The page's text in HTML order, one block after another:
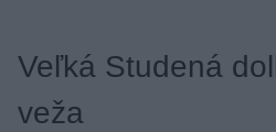
Veľká Studená
veža